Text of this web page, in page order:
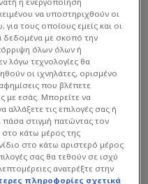
να υποστηριχθούν οι
τους οποίους εμείς και οι
δεδομένα με σκοπό την
όλων όλων ή
λόγω τεχνολογίες θα
οι ιχνηλάτες, ορισμένο
που βλέπετε
με εσάς. Μπορείτε να
αλλάξετε τις επιλογές σας ή
στιγμή πατώντας τον
κάτω μέρος της
στο κάτω αριστερό μέρος
σας θα τεθούν σε ισχύ
ανατρέξτε στην
πληροφορίες σχετικά